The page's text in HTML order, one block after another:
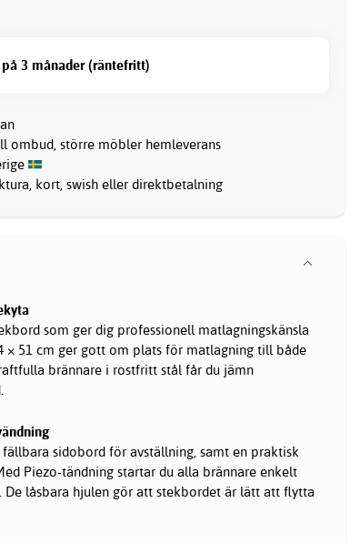
3 månader (räntefritt)
ombud, större möbler hemleverans
kort, swish eller direktbetalning
som ger dig professionell matlagningskänsla
× 51 cm ger gott om plats för matlagning till både
brännare i rostfritt stål får du jämn
sidobord för avställning, samt en praktisk
Piezo-tändning startar du alla brännare enkelt
De låsbara hjulen gör att stekbordet är lätt att flytta